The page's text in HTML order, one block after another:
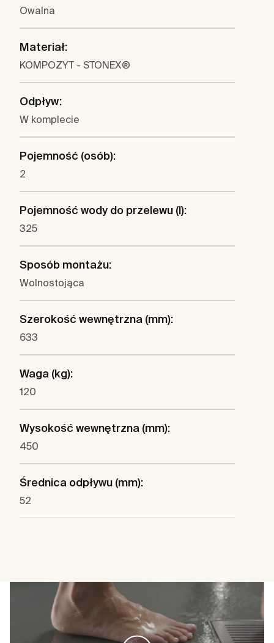
Owalna
Materiał:
KOMPOZYT - STONEX®
Odpływ:
W komplecie
Pojemność (osób):
2
Pojemność wody do przelewu (l):
325
Sposób montażu:
Wolnostojąca
Szerokość wewnętrzna (mm):
633
Waga (kg):
120
Wysokość wewnętrzna (mm):
450
Średnica odpływu (mm):
52